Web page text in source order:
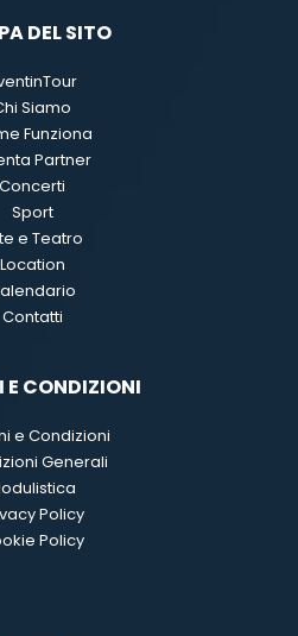
DEL SITO
Siamo
Funziona
Partner
Concerti
Sport
e Teatro
Location
Contatti
E CONDIZIONI
e Condizioni
Generali
Policy
Policy